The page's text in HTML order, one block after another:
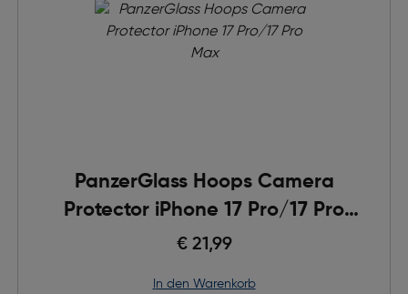
PanzerGlass Hoops Camera
Protector iPhone 17 Pro/17 Pro
Max
€ 21,99
in den Warenkorb